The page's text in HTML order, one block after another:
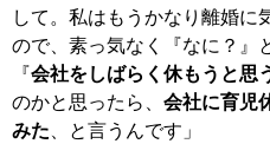
して。私はもうかなり離婚に
ので、素っ気なく『なに？』
『会社をしばらく休もうと思
のかと思ったら、 会社に育児
みた 、と言うんです」